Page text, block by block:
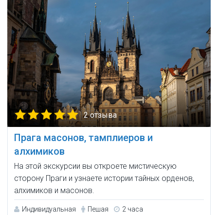
2 отзыва
Прага масонов, тамплиеров и
алхимиков
На этой экскурсии вы откроете мистическую
сторону Праги и узнаете истории тайных орденов,
алхимиков и масонов.
Индивидуальная Пешая 2 часа